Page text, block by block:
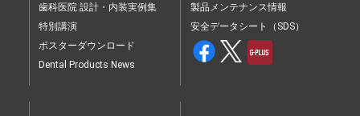
歯科医院 設計・内装実例集
特別講演
ポスターダウンロード
Dental Products News
製品メンテナンス情報
安全データシート（SDS）